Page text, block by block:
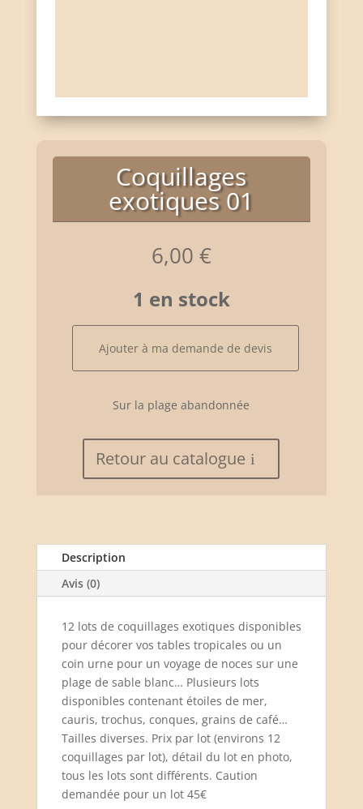
Coquillages
exotiques 01
6,00 €
1 en stock
Ajouter à ma demande de devis
Sur la plage abandonnée
Retour au catalogue
Description
Avis (0)
12 lots de coquillages exotiques disponibles
pour décorer vos tables tropicales ou un
coin urne pour un voyage de noces sur une
plage de sable blanc… Plusieurs lots
disponibles contenant étoiles de mer,
cauris, trochus, conques, grains de café…
Tailles diverses. Prix par lot (environs 12
coquillages par lot), détail du lot en photo,
tous les lots sont différents. Caution
demandée pour un lot 45€